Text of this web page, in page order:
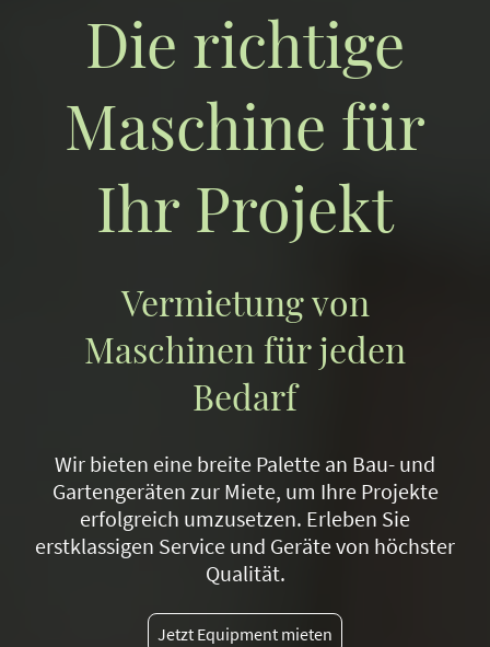
Die richtige
Maschine für
Ihr Projekt
Vermietung von
Maschinen für jeden
Bedarf
Wir bieten eine breite Palette an Bau- und
Gartengeräten zur Miete, um Ihre Projekte
erfolgreich umzusetzen. Erleben Sie
erstklassigen Service und Geräte von höchster
Qualität.
Jetzt Equipment mieten